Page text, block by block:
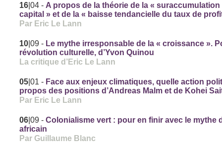
16 |04 - A propos de la théorie de la « suraccumulation
capital » et de la « baisse tendancielle du taux de
Par Eric Le Lann
10 |09 - Le mythe irresponsable de la « croissance ».
révolution culturelle, d’Yvon Quinou
La critique d’Eric Le Lann
05 |01 - Face aux enjeux climatiques, quelle action
propos des positions d’Andreas Malm et de Kohei
Par Eric Le Lann
06 |09 -Colonialisme vert : pour en finir avec le mythe
africain
Par Guillaume Blanc